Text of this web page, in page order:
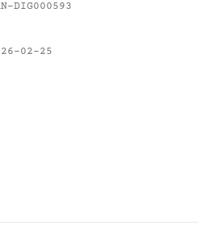
DIG000593
02-25